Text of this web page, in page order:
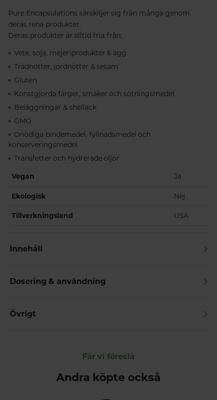
Pure Encapsulations särskiljer sig från många genom
deras rena produkter.
Deras produkter är alltid fria från;
Vete, soja, mejeriprodukter & ägg
Trädnötter, jordnötter & sesam
Gluten
Konstgjorda färger, smaker och sötningsmedel
Beläggningar & shellack
GMO
Onödiga bindemedel, fyllnadsmedel och
konserveringsmedel
Transfetter och hydrerade oljor
Vegan Ja
Ekologisk Nej
Tillverkningsland USA
Innehåll
Dosering & användning
Övrigt
Får vi föreslå
Andra köpte också